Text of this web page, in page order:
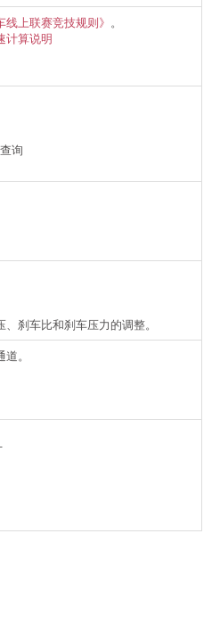
线上联赛竞技规则》 。
计算说明
询
刹车比和刹车压力的调整。
。